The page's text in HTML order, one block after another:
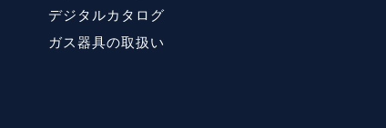
デジタルカタログ
ガス器具の取扱い